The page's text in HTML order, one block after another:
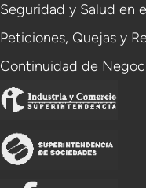
Seguridad y Salud en
Peticiones, Quejas y
Continuidad de